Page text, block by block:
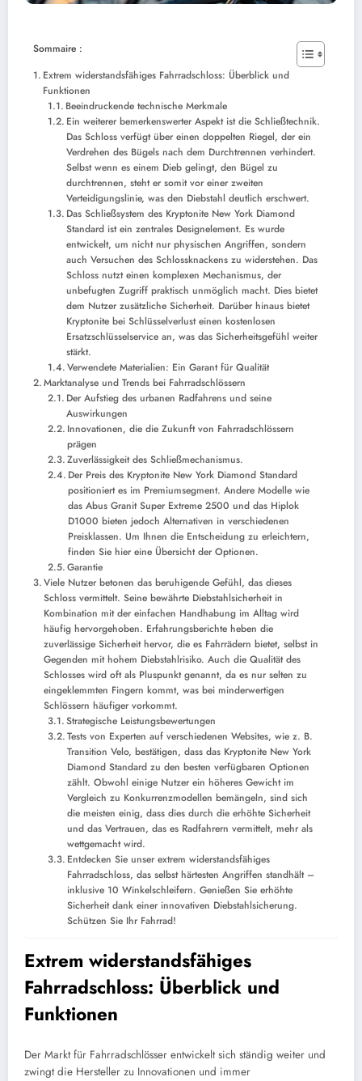
Sommaire :
Extrem widerstandsfähiges Fahrradschloss: Überblick und
Funktionen
Beeindruckende technische Merkmale
Ein weiterer bemerkenswerter Aspekt ist die Schließtechnik.
Das Schloss verfügt über einen doppelten Riegel, der ein
Verdrehen des Bügels nach dem Durchtrennen verhindert.
Selbst wenn es einem Dieb gelingt, den Bügel zu
durchtrennen, steht er somit vor einer zweiten
Verteidigungslinie, was den Diebstahl deutlich erschwert.
Das Schließsystem des Kryptonite New York Diamond
Standard ist ein zentrales Designelement. Es wurde
entwickelt, um nicht nur physischen Angriffen, sondern
auch Versuchen des Schlossknackens zu widerstehen. Das
Schloss nutzt einen komplexen Mechanismus, der
unbefugten Zugriff praktisch unmöglich macht. Dies bietet
dem Nutzer zusätzliche Sicherheit. Darüber hinaus bietet
Kryptonite bei Schlüsselverlust einen kostenlosen
Ersatzschlüsselservice an, was das Sicherheitsgefühl weiter
stärkt.
Verwendete Materialien: Ein Garant für Qualität
Marktanalyse und Trends bei Fahrradschlössern
Der Aufstieg des urbanen Radfahrens und seine
Auswirkungen
Innovationen, die die Zukunft von Fahrradschlössern
prägen
Zuverlässigkeit des Schließmechanismus.
Der Preis des Kryptonite New York Diamond Standard
positioniert es im Premiumsegment. Andere Modelle wie
das Abus Granit Super Extreme 2500 und das Hiplok
D1000 bieten jedoch Alternativen in verschiedenen
Preisklassen. Um Ihnen die Entscheidung zu erleichtern,
finden Sie hier eine Übersicht der Optionen.
Garantie
Viele Nutzer betonen das beruhigende Gefühl, das dieses
Schloss vermittelt. Seine bewährte Diebstahlsicherheit in
Kombination mit der einfachen Handhabung im Alltag wird
häufig hervorgehoben. Erfahrungsberichte heben die
zuverlässige Sicherheit hervor, die es Fahrrädern bietet, selbst in
Gegenden mit hohem Diebstahlrisiko. Auch die Qualität des
Schlosses wird oft als Pluspunkt genannt, da es nur selten zu
eingeklemmten Fingern kommt, was bei minderwertigen
Schlössern häufiger vorkommt.
Strategische Leistungsbewertungen
Tests von Experten auf verschiedenen Websites, wie z. B.
Transition Velo, bestätigen, dass das Kryptonite New York
Diamond Standard zu den besten verfügbaren Optionen
zählt. Obwohl einige Nutzer ein höheres Gewicht im
Vergleich zu Konkurrenzmodellen bemängeln, sind sich
die meisten einig, dass dies durch die erhöhte Sicherheit
und das Vertrauen, das es Radfahrern vermittelt, mehr als
wettgemacht wird.
Entdecken Sie unser extrem widerstandsfähiges
Fahrradschloss, das selbst härtesten Angriffen standhält –
inklusive 10 Winkelschleifern. Genießen Sie erhöhte
Sicherheit dank einer innovativen Diebstahlsicherung.
Schützen Sie Ihr Fahrrad!
Extrem widerstandsfähiges
Fahrradschloss: Überblick und
Funktionen
Der Markt für Fahrradschlösser entwickelt sich ständig weiter und
zwingt die Hersteller zu Innovationen und immer